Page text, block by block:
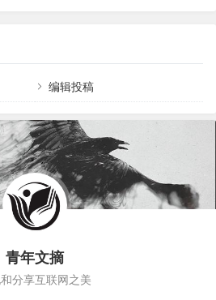
让整个空间的整体感得以提升，看起来
96㎡装修案例分享，卧室加书房的设
…
家喜欢~69平的简约风小户型，卫生间洗
面柜，设计的很赞平面布置图69平的简约
，卫生间洗手台的镜面柜，设计的很赞入
走廊被放在了入户门的侧方，通往厨房的
面摆放穿衣镜，方便出门前整理仪容。69
…
编辑投稿
青年文摘
分享互联网之美